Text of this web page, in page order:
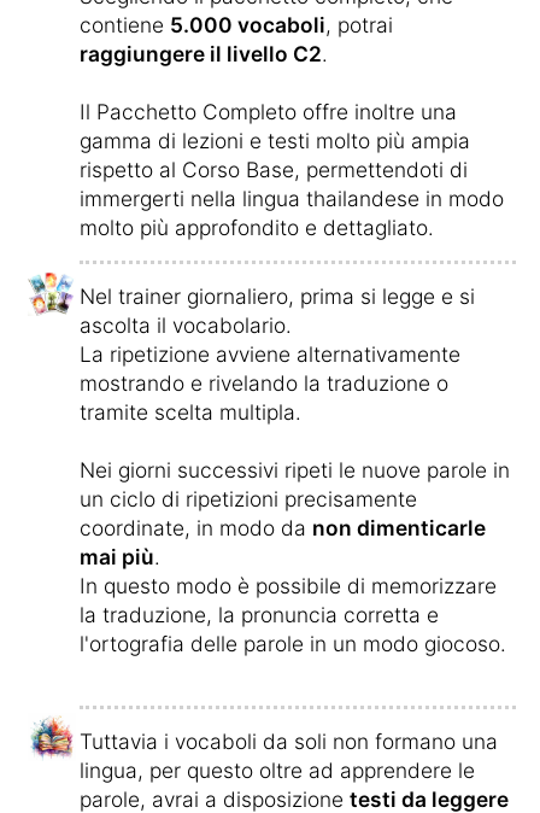
contiene 5.000 vocaboli, potrai
raggiungere il livello C2.
Il Pacchetto Completo offre inoltre una
gamma di lezioni e testi molto più ampia
rispetto al Corso Base, permettendoti di
immergerti nella lingua thailandese in modo
molto più approfondito e dettagliato.
Nel trainer giornaliero, prima si legge e si
ascolta il vocabolario.
La ripetizione avviene alternativamente
mostrando e rivelando la traduzione o
tramite scelta multipla.
Nei giorni successivi ripeti le nuove parole in
un ciclo di ripetizioni precisamente
coordinate, in modo da non dimenticarle
mai più.
In questo modo è possibile di memorizzare
la traduzione, la pronuncia corretta e
l'ortografia delle parole in un modo giocoso.
Tuttavia i vocaboli da soli non formano una
lingua, per questo oltre ad apprendere le
parole, avrai a disposizione testi da leggere